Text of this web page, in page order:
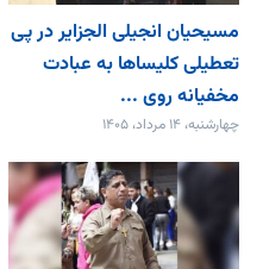
مسیحیان انجیلی الجزایر در پی
تعطیلی کلیساها به عبادت
مخفیانه روی ...
چهارشنبه، ۱۴ مرداد، ۱۴۰۵